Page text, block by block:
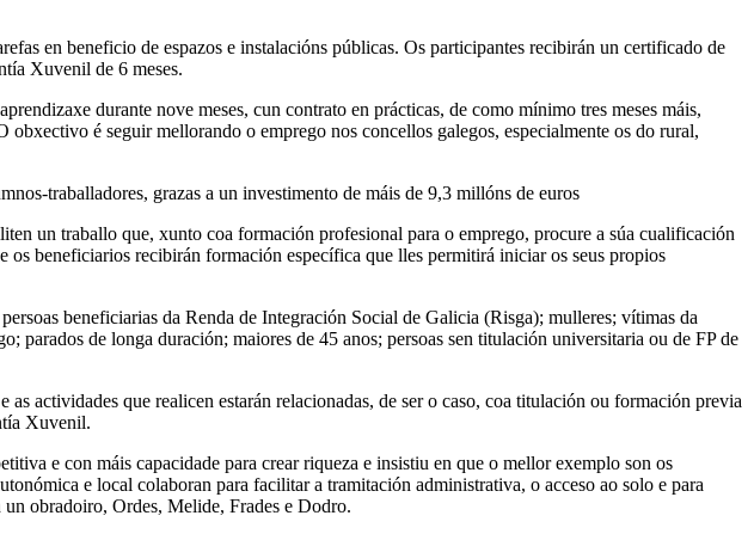
en beneficio de espazos e instalacións públicas. Os participantes recibirán un certificado de
Xuvenil de 6 meses.
durante nove meses, cun contrato en prácticas, de como mínimo tres meses máis,
é seguir mellorando o emprego nos concellos galegos, especialmente os do rural,
traballadores, grazas a un investimento de máis de 9,3 millóns de euros
un traballo que, xunto coa formación profesional para o emprego, procure a súa cualificación
beneficiarios recibirán formación específica que lles permitirá iniciar os seus propios
beneficiarias da Renda de Integración Social de Galicia (Risga); mulleres; vítimas da
parados de longa duración; maiores de 45 anos; persoas sen titulación universitaria ou de FP de
actividades que realicen estarán relacionadas, de ser o caso, coa titulación ou formación previa
Xuvenil.
e con máis capacidade para crear riqueza e insistiu en que o mellor exemplo son os
e local colaboran para facilitar a tramitación administrativa, o acceso ao solo e para
obradoiro, Ordes, Melide, Frades e Dodro.